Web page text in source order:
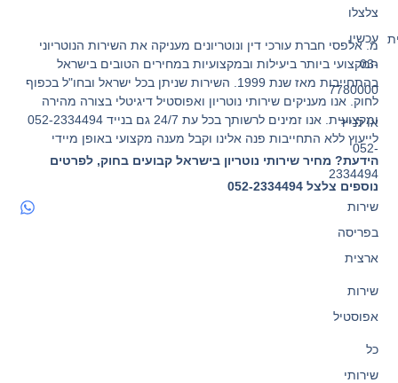
מ. אלפסי חברת עורכי דין ונוטריונים מעניקה את השירות הנוטריוני
המקצועי ביותר ביעילות ובמקצועיות במחירים הטובים בישראל
בהתחייבות מאז שנת 1999. השירות שניתן בכל ישראל ובחו"ל בכפוף
לחוק. אנו מעניקים שירותי נוטריון ואפוסטיל דיגיטלי בצורה מהירה
ומקצועית. אנו זמינים לרשותך בכל עת 24/7 גם בנייד 052-2334494
לייעוץ ללא התחייבות פנה אלינו וקבל מענה מקצועי באופן מיידי
הידעת? מחיר שירותי נוטריון בישראל קבועים בחוק, לפרטים
נוספים צלצל 052-2334494
צלצלו
עכשיו
03-
7780000
או לנייד
052-
2334494
שירות
בפריסה
ארצית
שירות
אפוסטיל
כל
שירותי